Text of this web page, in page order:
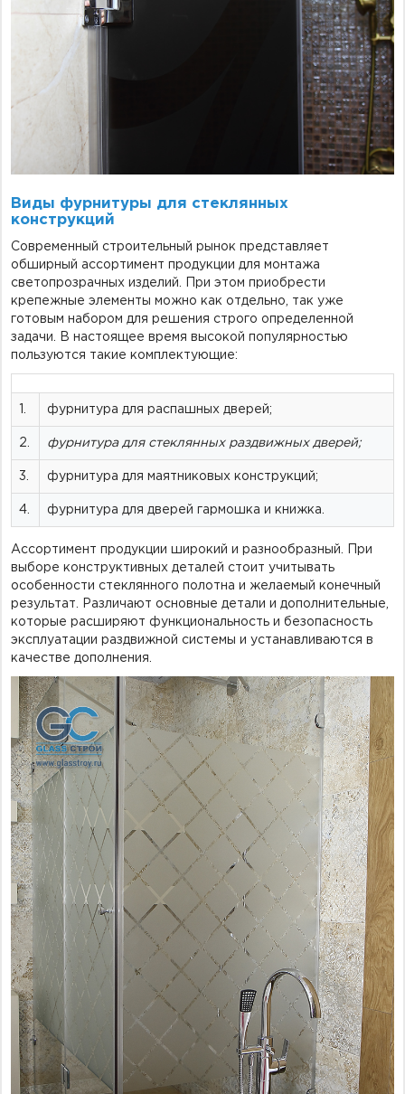
Виды фурнитуры для стеклянных
конструкций
Современный строительный рынок представляет
обширный ассортимент продукции для монтажа
светопрозрачных изделий. При этом приобрести
крепежные элементы можно как отдельно, так уже
готовым набором для решения строго определенной
задачи. В настоящее время высокой популярностью
пользуются такие комплектующие:
фурнитура для распашных дверей;
2. фурнитура для стеклянных раздвижных дверей;
3. фурнитура для маятниковых конструкций;
4. фурнитура для дверей гармошка и книжка.
Ассортимент продукции широкий и разнообразный. При
выборе конструктивных деталей стоит учитывать
особенности стеклянного полотна и желаемый конечный
результат. Различают основные детали и дополнительные,
которые расширяют функциональность и безопасность
эксплуатации раздвижной системы и устанавливаются в
качестве дополнения.